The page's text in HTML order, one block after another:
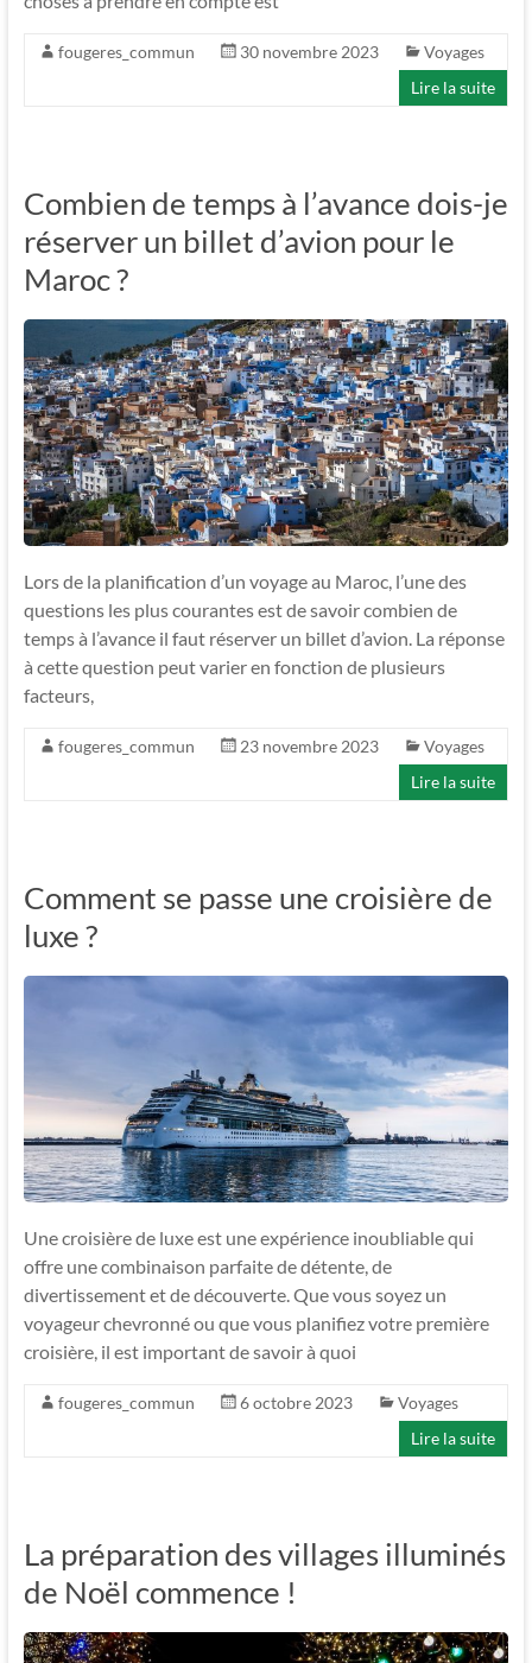
fougeres_commun 30 novembre 2023
Voyages
Lire la suite
Combien de temps à l’avance dois-je
réserver un billet d’avion pour le
Maroc ?
Lors de la planification d’un voyage au Maroc, l’une des
questions les plus courantes est de savoir combien de
temps à l’avance il faut réserver un billet d’avion. La réponse
à cette question peut varier en fonction de plusieurs
facteurs,
fougeres_commun 23 novembre 2023
Voyages
Lire la suite
Comment se passe une croisière de
luxe ?
Une croisière de luxe est une expérience inoubliable qui
offre une combinaison parfaite de détente, de
divertissement et de découverte. Que vous soyez un
voyageur chevronné ou que vous planifiez votre première
croisière, il est important de savoir à quoi
fougeres_commun 6 octobre 2023
Voyages
Lire la suite
La préparation des villages illuminés
de Noël commence !